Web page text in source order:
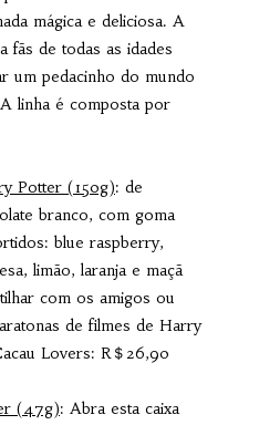
mágica e deliciosa. A
fãs de todas as idades
um pedacinho do mundo
linha é composta por
Potter (150g): de
branco, com goma
blue raspberry,
limão, laranja e maçã
com os amigos ou
de filmes de Harry
Lovers: R＄26,90
(47g): Abra esta caixa